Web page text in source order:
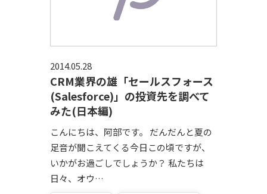
CRM業界の雄「セールスフォース
(Salesforce)」の投資先を調べて
みた(日本編)
2014.05.28
こんにちは、阿部です。 だんだんと夏の
足音が聞こえてくる今日この頃ですが、
いかがお過ごしでしょうか？ 私たちは
日々、オウ…